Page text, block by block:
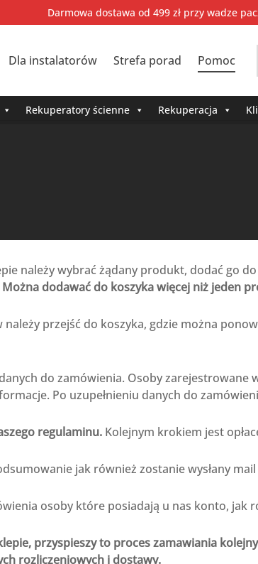
Darmowa dostawa od 499 zł przy wadze
Dla instalatorów Strefa porad Pomoc
Rekuperatory ścienne Rekuperacja
należy wybrać żądany produkt, dodać go
Można dodawać do koszyka więcej niż jeden
przejść do koszyka, gdzie można
do zamówienia. Osoby zarejestrowane
Po uzupełnieniu danych do
regulaminu. Kolejnym krokiem jest
jak również zostanie wysłany
osoby które posiadają u nas konto,
przyspieszy to proces zamawiania
rozliczeniowych i dostawy.